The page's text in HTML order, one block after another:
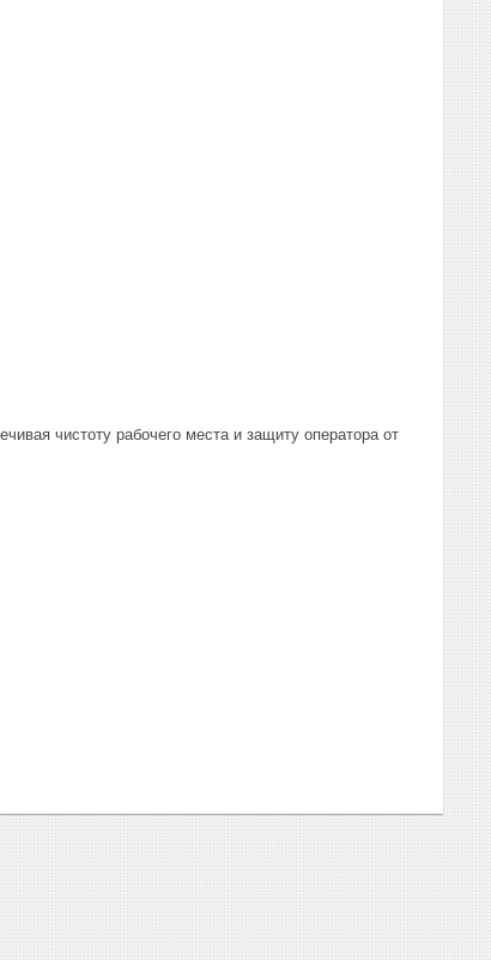
чистоту рабочего места и защиту оператора от